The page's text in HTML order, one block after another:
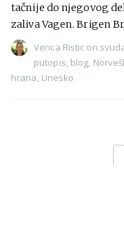
tačnije do njegovog
zaliva Vagen. Brigen
Verica Ristic on
putopis blog
hrana Unesko